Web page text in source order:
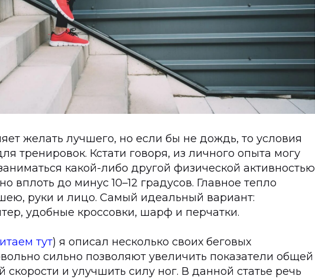
желать лучшего, но если бы не дождь, то условия
тренировок. Кстати говоря, из личного опыта могу
какой-либо другой физической активностью
вплоть до минус 10–12 градусов. Главное тепло
руки и лицо. Самый идеальный вариант:
удобные кроссовки, шарф и перчатки.
тут) я описал несколько своих беговых
сильно позволяют увеличить показатели общей
скорости и улучшить силу ног. В данной статье речь